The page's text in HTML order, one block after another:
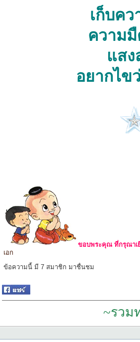
เก็บค
ความ
แสง
อยากไข
ขอบพระคุณ ที่กรุณาเ
เอก
ข้อความนี้ มี 7 สมาชิก มาชื่นชม
~รวม